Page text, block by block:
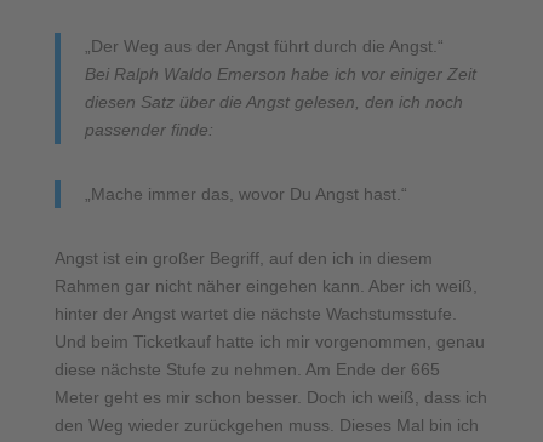
„Der Weg aus der Angst führt durch die Angst.“
Bei Ralph Waldo Emerson habe ich vor einiger Zeit
diesen Satz über die Angst gelesen, den ich noch
passender finde:
„Mache immer das, wovor Du Angst hast.“
Angst ist ein großer Begriff, auf den ich in diesem
Rahmen gar nicht näher eingehen kann. Aber ich weiß,
hinter der Angst wartet die nächste Wachstumsstufe.
Und beim Ticketkauf hatte ich mir vorgenommen, genau
diese nächste Stufe zu nehmen. Am Ende der 665
Meter geht es mir schon besser. Doch ich weiß, dass ich
den Weg wieder zurückgehen muss. Dieses Mal bin ich